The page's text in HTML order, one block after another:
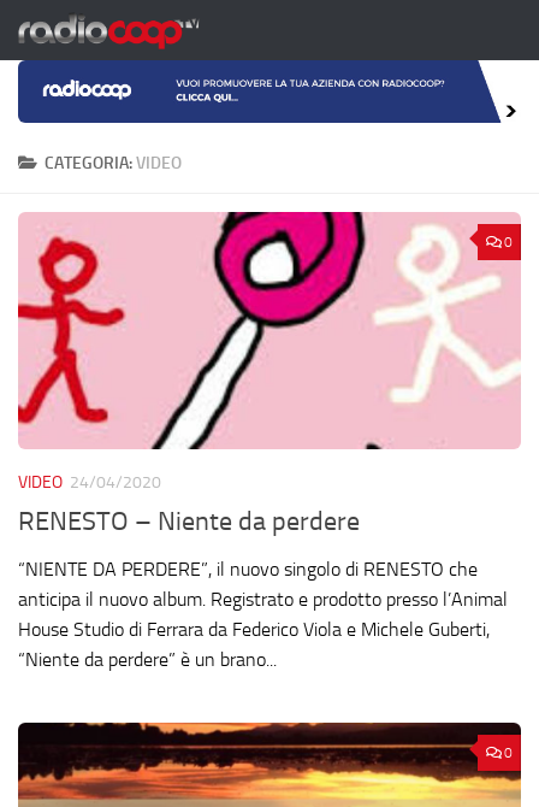
Salta al contenuto
CATEGORIA:VIDEO
0
VIDEO 24/04/2020
RENESTO – Niente da perdere
“NIENTE DA PERDERE”, il nuovo singolo di RENESTO che
anticipa il nuovo album. Registrato e prodotto presso l’Animal
House Studio di Ferrara da Federico Viola e Michele Guberti,
“Niente da perdere” è un brano...
0